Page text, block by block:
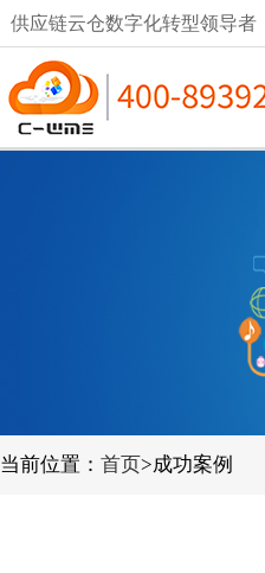
供应链云仓数字化转型领导者
当前位置： 首页>成功案例